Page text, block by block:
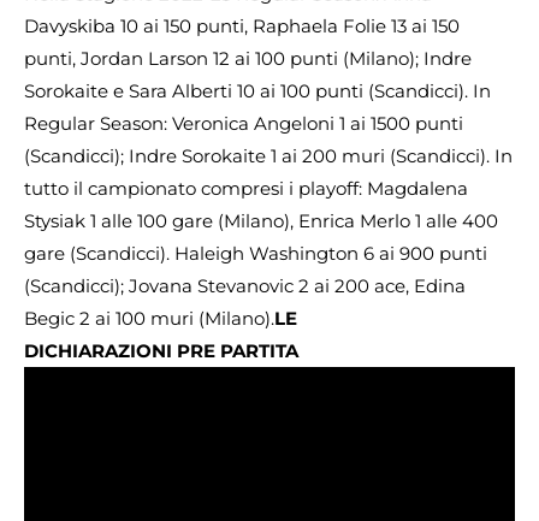
Davyskiba 10 ai 150 punti, Raphaela Folie 13 ai 150
punti, Jordan Larson 12 ai 100 punti (Milano); Indre
Sorokaite e Sara Alberti 10 ai 100 punti (Scandicci). In
Regular Season: Veronica Angeloni 1 ai 1500 punti
(Scandicci); Indre Sorokaite 1 ai 200 muri (Scandicci). In
tutto il campionato compresi i playoff: Magdalena
Stysiak 1 alle 100 gare (Milano), Enrica Merlo 1 alle 400
gare (Scandicci). Haleigh Washington 6 ai 900 punti
(Scandicci); Jovana Stevanovic 2 ai 200 ace, Edina
Begic 2 ai 100 muri (Milano).LE
DICHIARAZIONI PRE PARTITA